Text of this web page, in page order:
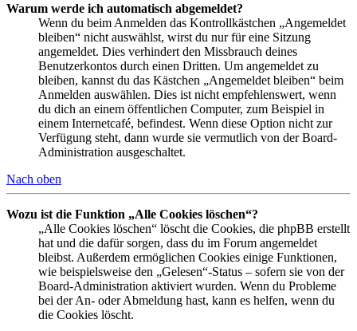
Warum werde ich automatisch abgemeldet?
Wenn du beim Anmelden das Kontrollkästchen „Angemeldet
bleiben“ nicht auswählst, wirst du nur für eine Sitzung
angemeldet. Dies verhindert den Missbrauch deines
Benutzerkontos durch einen Dritten. Um angemeldet zu
bleiben, kannst du das Kästchen „Angemeldet bleiben“ beim
Anmelden auswählen. Dies ist nicht empfehlenswert, wenn
du dich an einem öffentlichen Computer, zum Beispiel in
einem Internetcafé, befindest. Wenn diese Option nicht zur
Verfügung steht, dann wurde sie vermutlich von der Board-
Administration ausgeschaltet.
Nach oben
Wozu ist die Funktion „Alle Cookies löschen“?
„Alle Cookies löschen“ löscht die Cookies, die phpBB erstellt
hat und die dafür sorgen, dass du im Forum angemeldet
bleibst. Außerdem ermöglichen Cookies einige Funktionen,
wie beispielsweise den „Gelesen“-Status – sofern sie von der
Board-Administration aktiviert wurden. Wenn du Probleme
bei der An- oder Abmeldung hast, kann es helfen, wenn du
die Cookies löscht.